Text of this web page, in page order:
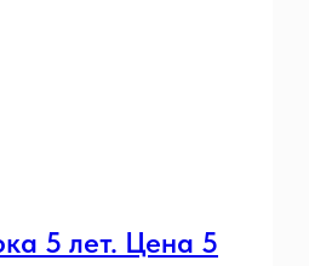
5 лет. Цена 5